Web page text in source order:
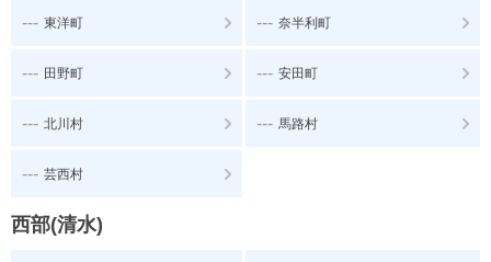
--- 東洋町 --- 奈半利町
--- 田野町 --- 安田町
--- 北川村 --- 馬路村
--- 芸西村
西部(清水)